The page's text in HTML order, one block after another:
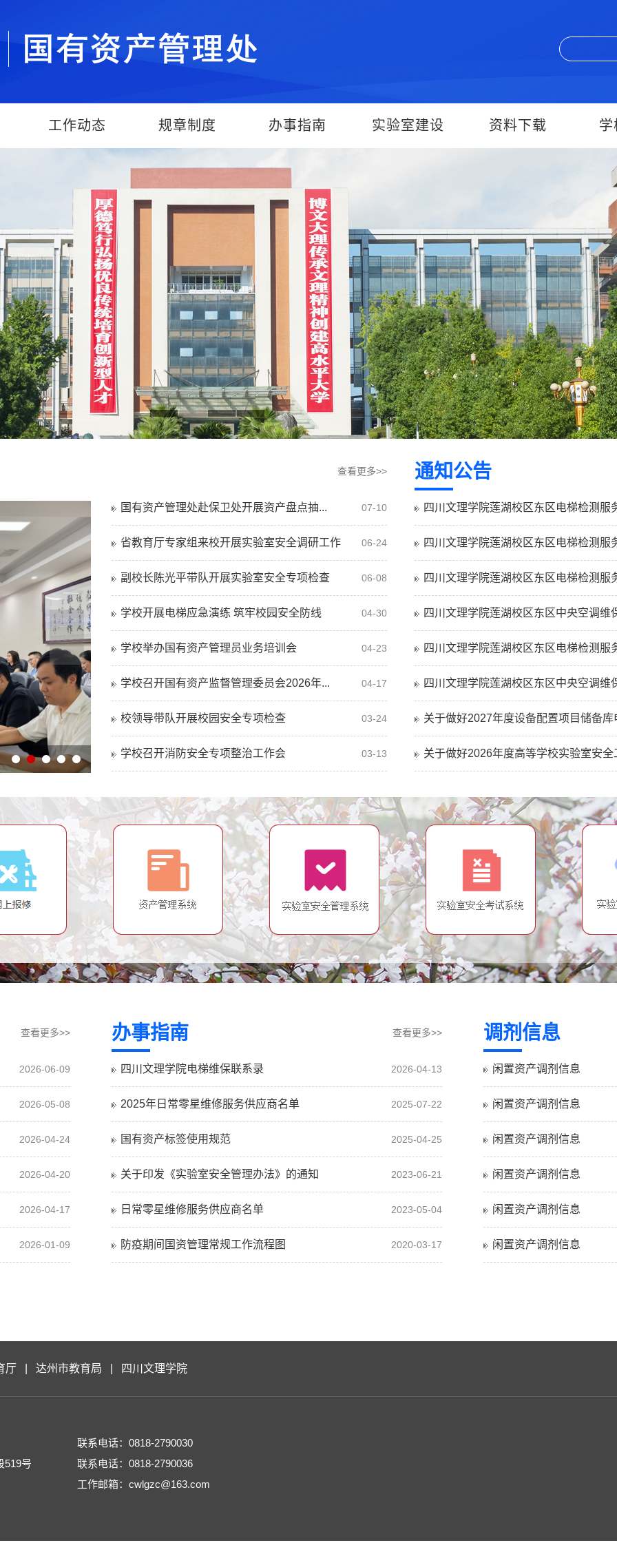
工作动态 规章制度 办事指南 实验室建设 资料下载 学
查看更多>>
1
07-10
国有资产管理处赴保卫处开展资产盘点抽...
06-24
省教育厅专家组来校开展实验室安全调研工作
06-08
副校长陈光平带队开展实验室安全专项检查
04-30
学校开展电梯应急演练 筑牢校园安全防线
04-23
学校举办国有资产管理员业务培训会
04-17
学校召开国有资产监督管理委员会2026年...
03-24
校领导带队开展校园安全专项检查
03-13
学校召开消防安全专项整治工作会
通知公告
四川文理学院莲湖校区东区电梯检测服
四川文理学院莲湖校区东区电梯检测服
四川文理学院莲湖校区东区电梯检测服
四川文理学院莲湖校区东区中央空调维
四川文理学院莲湖校区东区电梯检测服
四川文理学院莲湖校区东区中央空调维
关于做好2027年度设备配置项目储备库
关于做好2026年度高等学校实验室安全
查看更多>>
2026-06-09
2026-05-08
2026-04-24
2026-04-20
2026-04-17
2026-01-09
查看更多>>
办事指南
2026-04-13
四川文理学院电梯维保联系录
2025-07-22
2025年日常零星维修服务供应商名单
2025-04-25
国有资产标签使用规范
2023-06-21
关于印发《实验室安全管理办法》的通知
2023-05-04
日常零星维修服务供应商名单
2020-03-17
防疫期间国资管理常规工作流程图
调剂信息
闲置资产调剂信息
闲置资产调剂信息
闲置资产调剂信息
闲置资产调剂信息
闲置资产调剂信息
闲置资产调剂信息
厅 达州市教育局 四川文理学院
519号
联系电话：0818-2790030
联系电话：0818-2790036
工作邮箱：cwlgzc@163.com